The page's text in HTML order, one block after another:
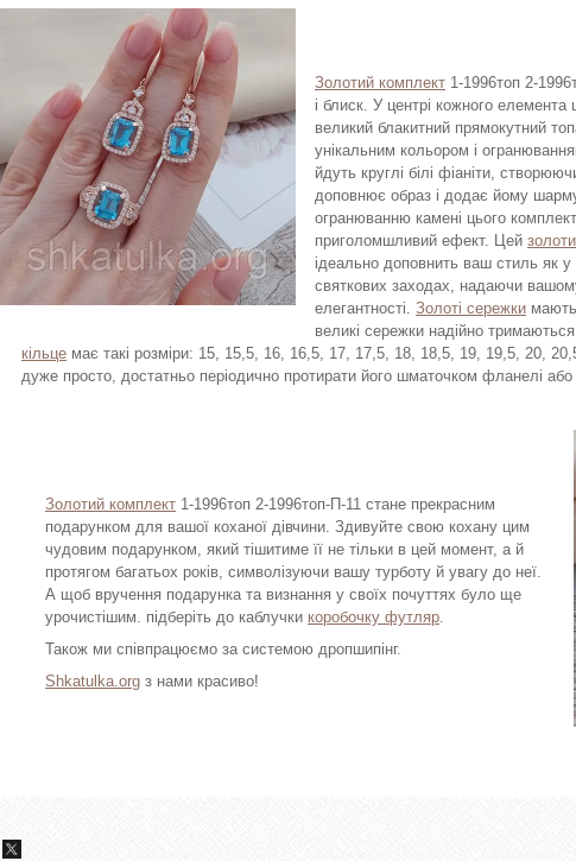
Золотий комплект 1-1996топ 2-
і блиск. У центрі кожного
великий блакитний прямокутний
унікальним кольором і
йдуть круглі білі фіаніти,
доповнює образ і додає йому
огранюванню камені цього
приголомшливий ефект. Цей
ідеально доповнить ваш стиль як у
святкових заходах, надаючи
елегантності. Золоті сережки мають
великі сережки надійно
кільце має такі розміри: 15, 15,5, 16, 16,5, 17, 17,5, 18, 18,5, 19, 19,5, 20,
дуже просто, достатньо періодично протирати його шматочком фланелі або
Золотий комплект 1-1996топ 2-1996топ-П-11 стане прекрасним
подарунком для вашої коханої дівчини. Здивуйте свою кохану цим
чудовим подарунком, який тішитиме її не тільки в цей момент, а й
протягом багатьох років, символізуючи вашу турботу й увагу до неї.
А щоб вручення подарунка та визнання у своїх почуттях було ще
урочистішим. підберіть до каблучки коробочку футляр
Також ми співпрацюємо за системою дропшипінг.
Shkatulka.org з нами красиво!